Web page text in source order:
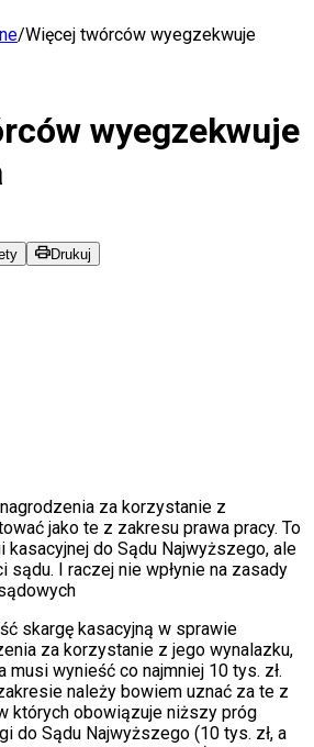
/Więcej twórców wyegzekwuje
wyegzekwuje
Drukuj
za korzystanie z
jako te z zakresu prawa pracy. To
kasacyjnej do Sądu Najwyższego, ale
sądu. I raczej nie wpłynie na zasady
skargę kasacyjną w sprawie
za korzystanie z jego wynalazku,
wynieść co najmniej 10 tys. zł.
należy bowiem uznać za te z
których obowiązuje niższy próg
do Sądu Najwyższego (10 tys. zł, a